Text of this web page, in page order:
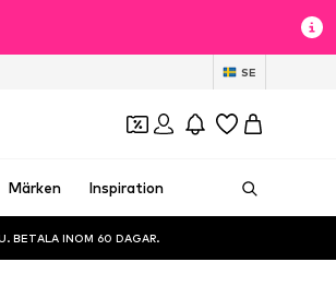
SE
Märken Inspiration
BETALA INOM 60 DAGAR.